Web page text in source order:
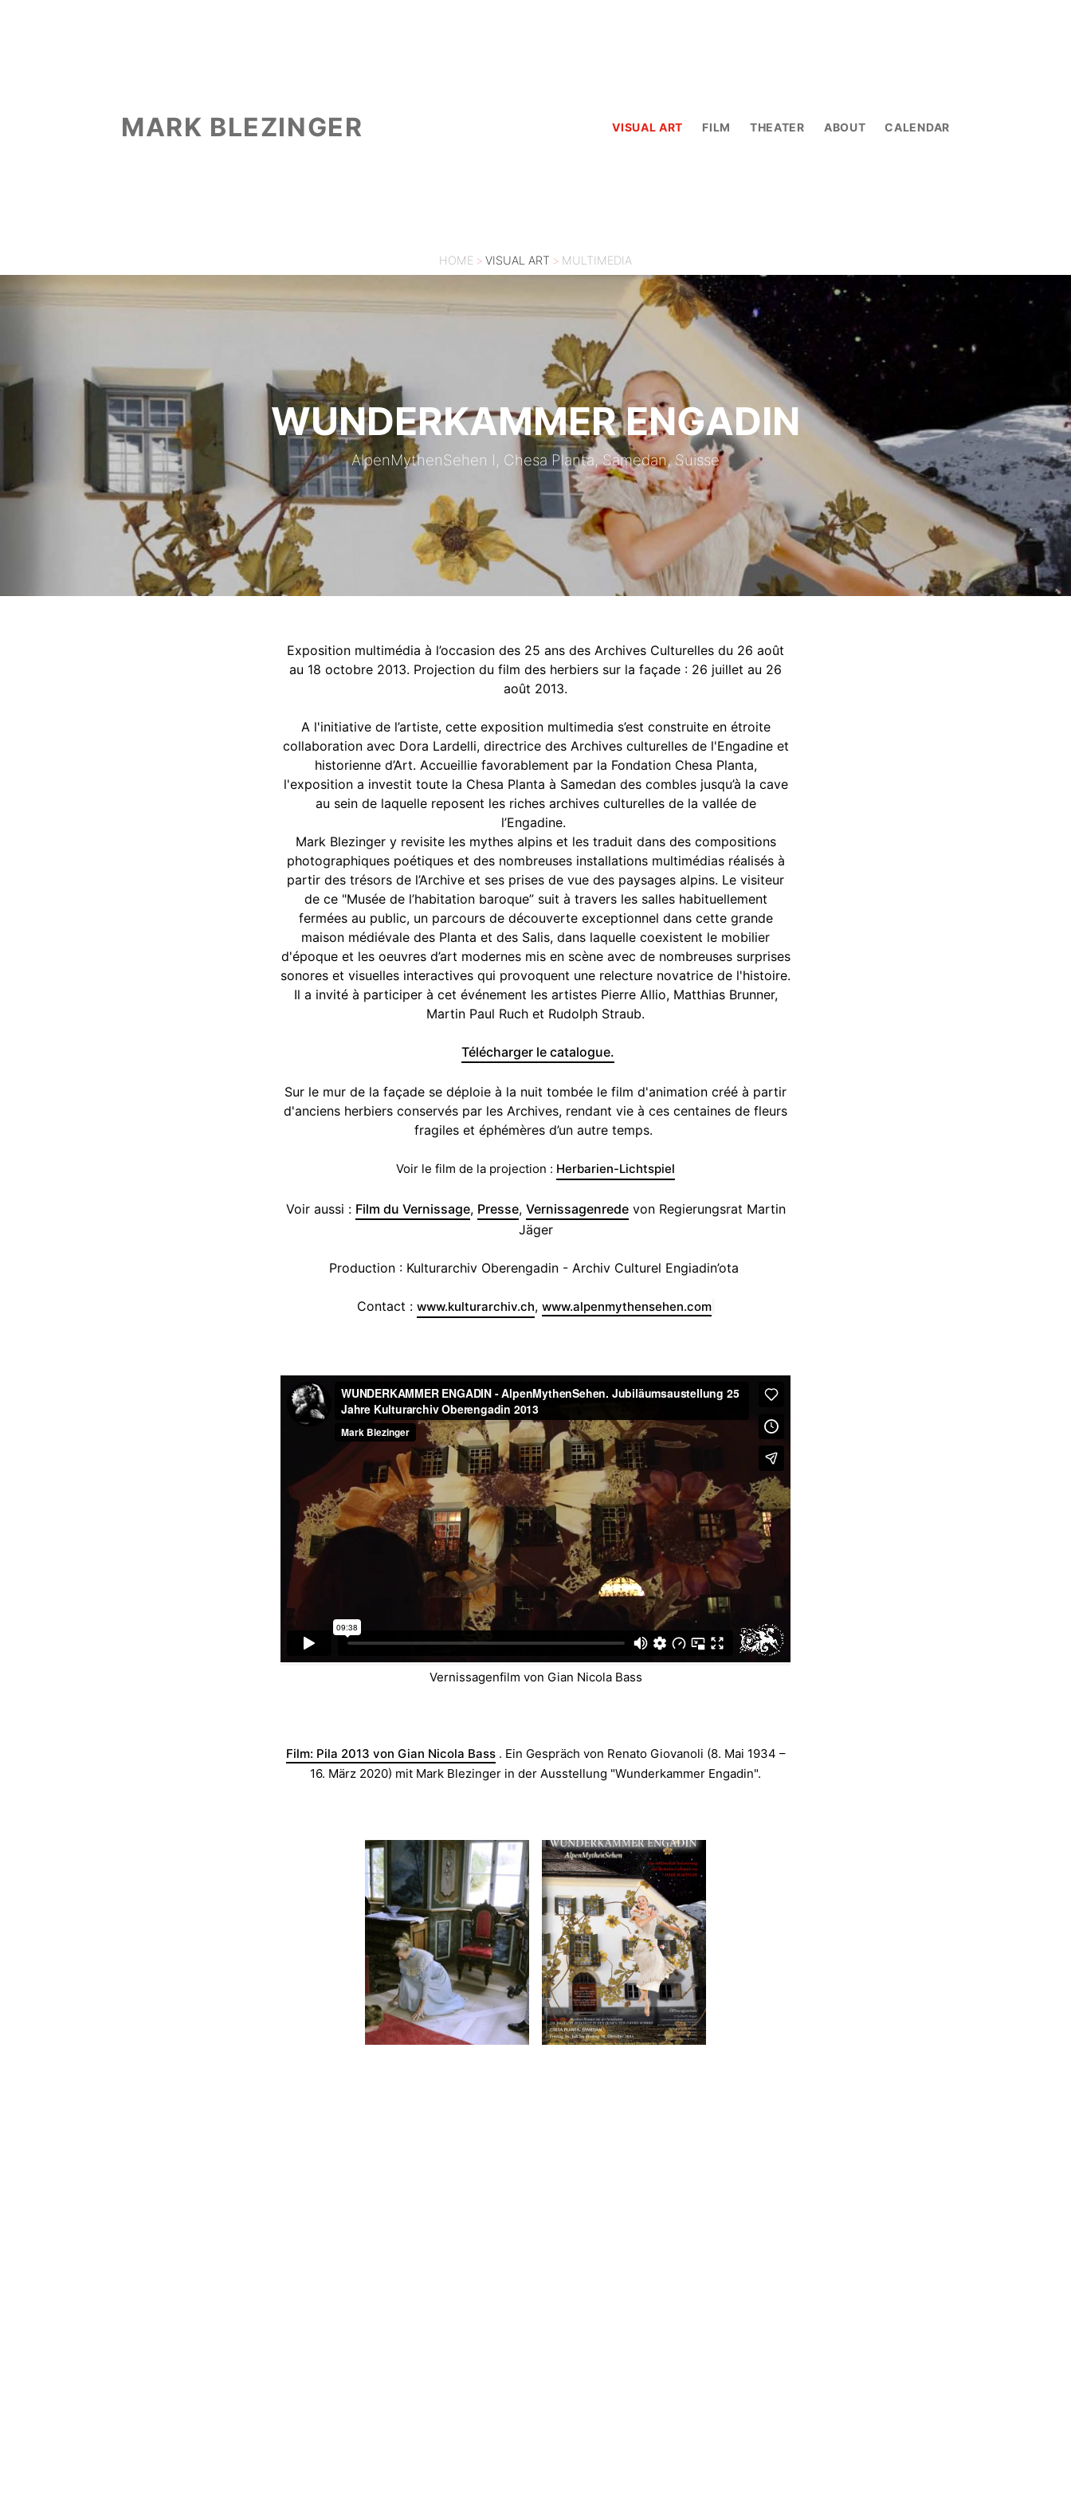
MARK BLEZINGER VISUAL ART FILM THEATER ABOUT CALENDAR
HOME > VISUAL ART > MULTIMEDIA
WUNDERKAMMER ENGADIN
AlpenMythenSehen I, Chesa Planta, Samedan, Suisse
Exposition multimédia à l’occasion des 25 ans des Archives Culturelles du 26 août
au 18 octobre 2013. Projection du film des herbiers sur la façade : 26 juillet au 26
août 2013.
A l'initiative de l’artiste, cette exposition multimedia s’est construite en étroite
collaboration avec Dora Lardelli, directrice des Archives culturelles de l'Engadine et
historienne d’Art. Accueillie favorablement par la Fondation Chesa Planta,
l'exposition a investit toute la Chesa Planta à Samedan des combles jusqu’à la cave
au sein de laquelle reposent les riches archives culturelles de la vallée de
l’Engadine.
Mark Blezinger y revisite les mythes alpins et les traduit dans des compositions
photographiques poétiques et des nombreuses installations multimédias réalisés à
partir des trésors de l’Archive et ses prises de vue des paysages alpins. Le visiteur
de ce "Musée de l’habitation baroque” suit à travers les salles habituellement
fermées au public, un parcours de découverte exceptionnel dans cette grande
maison médiévale des Planta et des Salis, dans laquelle coexistent le mobilier
d'époque et les oeuvres d’art modernes mis en scène avec de nombreuses surprises
sonores et visuelles interactives qui provoquent une relecture novatrice de l'histoire.
Il a invité à participer à cet événement les artistes Pierre Allio, Matthias Brunner,
Martin Paul Ruch et Rudolph Straub.
Télécharger le catalogue.
Sur le mur de la façade se déploie à la nuit tombée le film d'animation créé à partir
d'anciens herbiers conservés par les Archives, rendant vie à ces centaines de fleurs
fragiles et éphémères d’un autre temps.
Voir le film de la projection : Herbarien-Lichtspiel
Voir aussi : Film du Vernissage, Presse, Vernissagenredevon Regierungsrat Martin
Jäger
Production : Kulturarchiv Oberengadin - Archiv Culturel Engiadin’ota
Contact : www.kulturarchiv.ch, www.alpenmythensehen.com
Vernissagenfilm von Gian Nicola Bass
Film: Pila 2013 von Gian Nicola Bass. Ein Gespräch von Renato Giovanoli (8. Mai 1934 –
16. März 2020) mit Mark Blezinger in der Ausstellung "Wunderkammer Engadin".
PRISE DE VUE DANS
LE DÉCOR
HISTORIQUE
AFFICHE
WUNDERKAMMER